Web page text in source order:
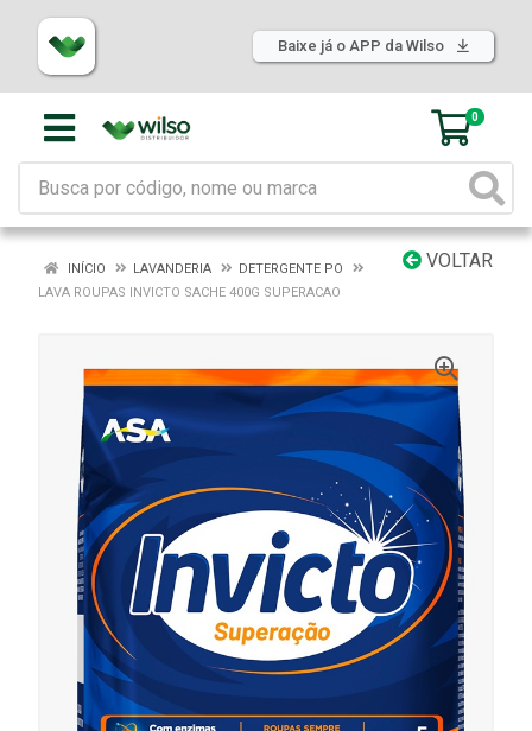
Baixe já o APP da Wilso
0
VOLTAR
INÍCIO LAVANDERIA
DETERGENTE PO
LAVA ROUPAS INVICTO SACHE 400G SUPERACAO